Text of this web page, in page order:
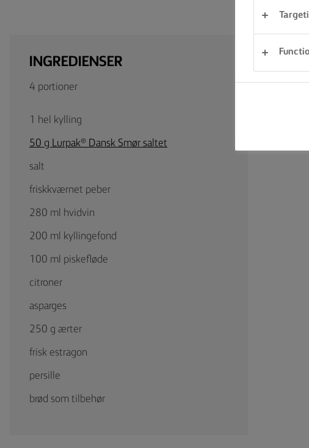
INGREDIENSER
4 portioner
1 hel kylling
50 g Lurpak® Dansk Smør saltet
salt
friskkværnet peber
280 ml hvidvin
200 ml kyllingefond
100 ml piskefløde
citroner
asparges
250 g ærter
frisk estragon
persille
brød som tilbehør